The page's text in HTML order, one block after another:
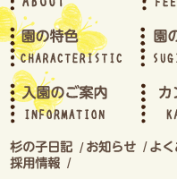
2022年7月(2)
2022年6月(2)
2022年5月(2)
2022年4月(4)
2022年3月(3)
2022年2月(3)
2022年1月(2)
2021年11月(2)
2021年10月(2)
/ /
/